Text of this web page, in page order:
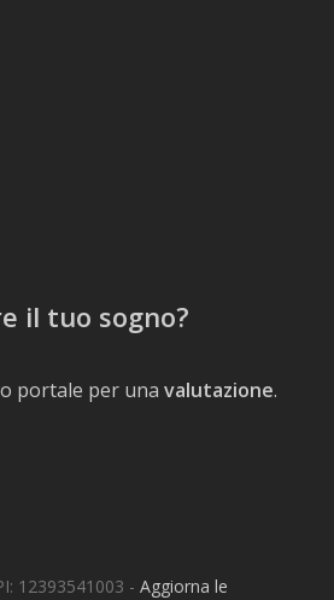
il tuo sogno?
portale per una valutazione.
12393541003 - Aggiorna le